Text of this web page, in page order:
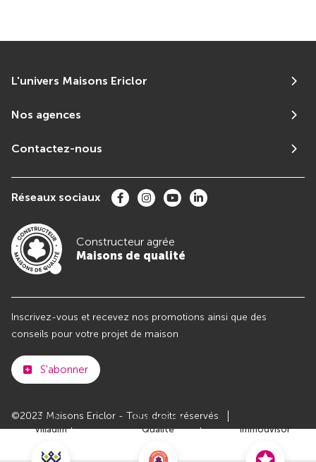
Club
Villadim
Maisons de
Qualité
Immodvisor
L'univers Maisons Ericlor
Nos agences
Contactez-nous
Réseaux sociaux
Constructeur agrée
Maisons de qualité
Inscrivez-vous et recevez nos promotions ainsi que des
conseils pour votre projet de maison
S'abonner
©2023 Maisons Ericlor - Tous droits réservés
Plan du site
Paramètres des cookies
Politiques de Confidentialités